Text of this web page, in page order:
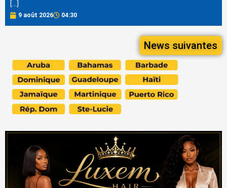
[…]
9 août 2026 04:30
News suivantes